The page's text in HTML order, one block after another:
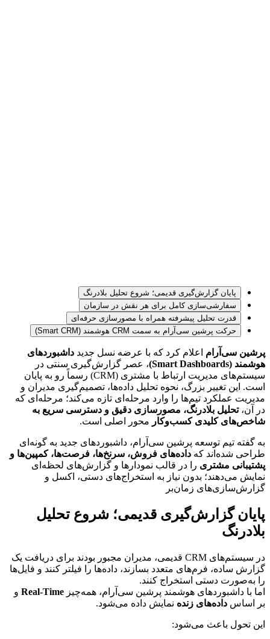
پایان گزارش‌گیری قدیمی؛ شروع تحلیل بلادرنگ
سفارشی‌سازی کامل برای هر نقش در سازمان
قدرت تحلیل پیشرفته همراه با مصورسازی حرفه‌ای
حرکت پرشین سی‌آر‌ام به سمت CRM هوشمند (Smart CRM)
پرشین سی‌آر‌ام اعلام کرد که با عرضه نسل جدید
هوشمند (Smart Dashboards)
در آن،
شاخص‌های کلیدی کسب‌وکار
محور اصلی است.
طراحی شده‌اند که
پشتیبانی مشتری
گزارش‌سازی‌های زمان‌بر
بلادرنگ
را به‌صورت دستی استخراج کنند.
اما با داشبوردهای هوشمند پرشین سی‌آر‌ام، همه‌چیز
Real-Time
بر اساس داده‌های زنده نمایش داده می‌شود.
این تحول باعث می‌شود: